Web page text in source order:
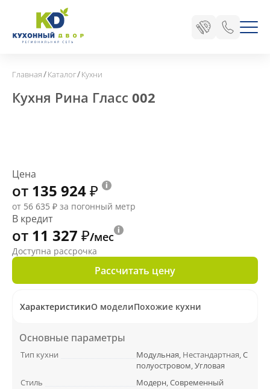
Главная/Каталог/Кухни
Кухня Рина Гласс 002
Цена
от 135 924₽
от 56 635 ₽ за погонный метр
В кредит
от 11 327 ₽/мес
Доступна рассрочка
Рассчитать цену
ХарактеристикиО моделиПохожие кухни
Основные параметры
Тип кухни Модульная, Нестандартная,С
полуостровом,Угловая
Стиль
Модерн,Современный